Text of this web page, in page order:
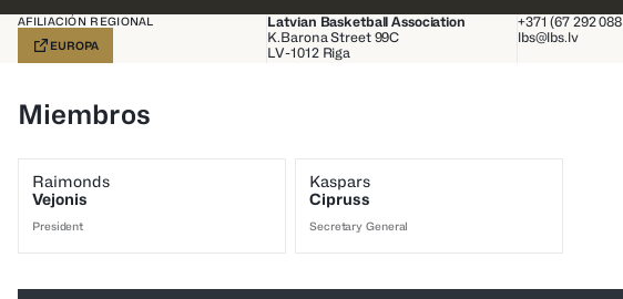
AFILIACIÓN REGIONAL
EUROPA
Latvian Basketball Association
K.Barona Street 99C
LV-1012 Riga
+371 (67 292 088
lbs@lbs.lv
Miembros
Raimonds
Vejonis
President
Kaspars
Cipruss
Secretary General